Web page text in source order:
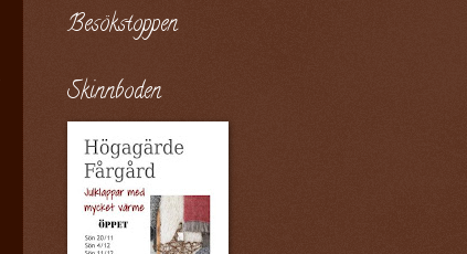
Besökstoppen
Skinnboden